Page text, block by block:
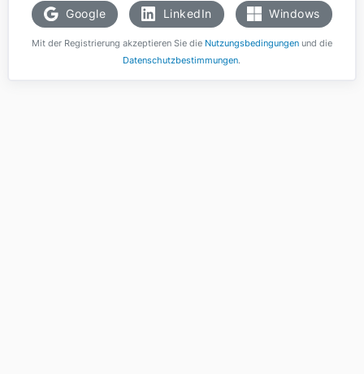
Google LinkedIn Windows
Mit der Registrierung akzeptieren Sie die Nutzungsbedingungenund die
Datenschutzbestimmungen.